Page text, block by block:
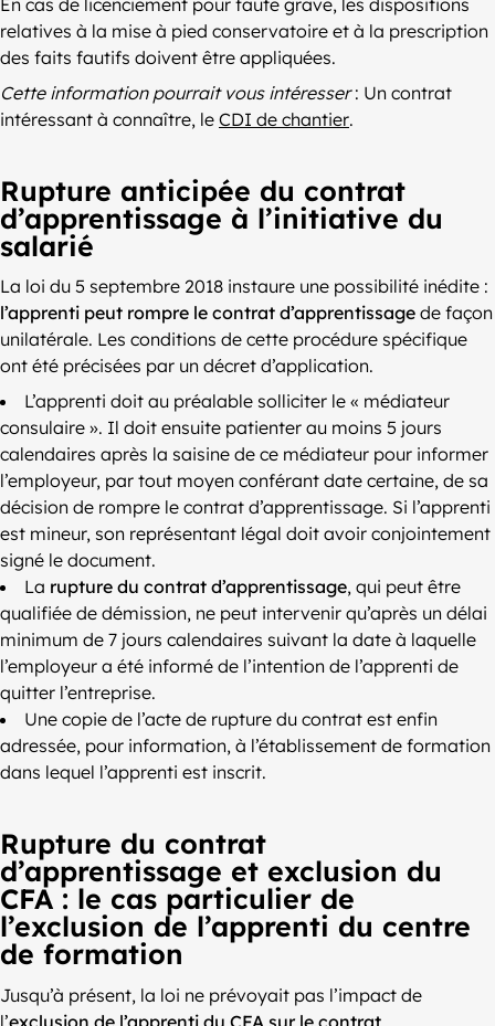
relatives à la mise à pied conservatoire et à la prescription
des faits fautifs doivent être appliquées.
Cette information pourrait vous intéresser: Un contrat
intéressant à connaître, le CDI de chantier.
Rupture anticipée du contrat
d’apprentissage à l’initiative du
salarié
La loi du 5 septembre 2018 instaure une possibilité inédite :
l’apprenti peut rompre le contrat d’apprentissage de façon
unilatérale. Les conditions de cette procédure spécifique
ont été précisées par un décret d’application.
L’apprenti doit au préalable solliciter le « médiateur
consulaire ». Il doit ensuite patienter au moins 5 jours
calendaires après la saisine de ce médiateur pour informer
l’employeur, par tout moyen conférant date certaine, de sa
décision de rompre le contrat d’apprentissage. Si l’apprenti
est mineur, son représentant légal doit avoir conjointement
signé le document.
La rupture du contrat d’apprentissage, qui peut être
qualifiée de démission, ne peut intervenir qu’après un délai
minimum de 7 jours calendaires suivant la date à laquelle
l’employeur a été informé de l’intention de l’apprenti de
quitter l’entreprise.
Une copie de l’acte de rupture du contrat est enfin
adressée, pour information, à l’établissement de formation
dans lequel l’apprenti est inscrit.
Rupture du contrat
d’apprentissage et exclusion du
CFA : le cas particulier de
l’exclusion de l’apprenti du centre
de formation
Jusqu’à présent, la loi ne prévoyait pas l’impact de
l’exclusion de l’apprenti du CFA sur le contrat